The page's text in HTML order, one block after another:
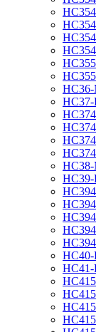
HC36-
HC39-
HC40-
HC41-